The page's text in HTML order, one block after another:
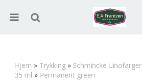
Hjem » Trykking » Schmincke Linofarger
35 ml » Permanent green